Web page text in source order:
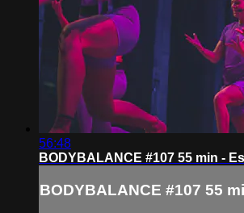
56:48
BODYBALANCE #107 55 min -
BODYBALANCE #107 55